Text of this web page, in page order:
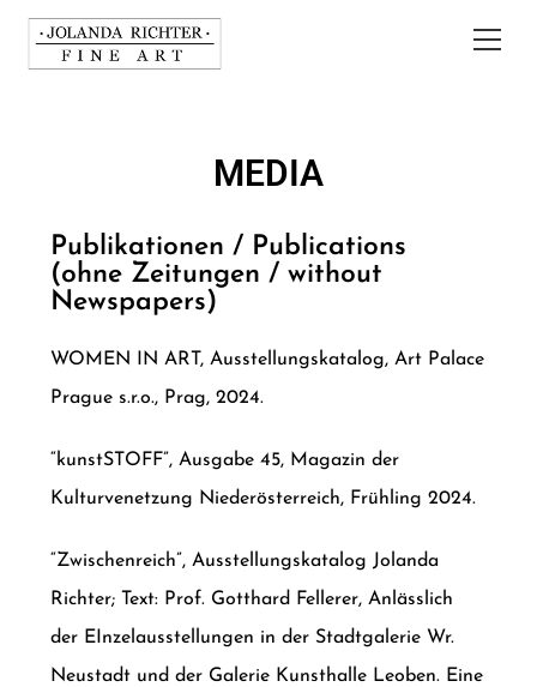
MEDIA
Publikationen / Publications
(ohne Zeitungen / without
Newspapers)
WOMEN IN ART, Ausstellungskatalog, Art Palace
Prague s.r.o., Prag, 2024.
“kunstSTOFF”, Ausgabe 45, Magazin der
Kulturvenetzung Niederösterreich, Frühling 2024.
“Zwischenreich”, Ausstellungskatalog Jolanda
Richter; Text: Prof. Gotthard Fellerer, Anlässlich
der EInzelausstellungen in der Stadtgalerie Wr.
Neustadt und der Galerie Kunsthalle Leoben. Eine